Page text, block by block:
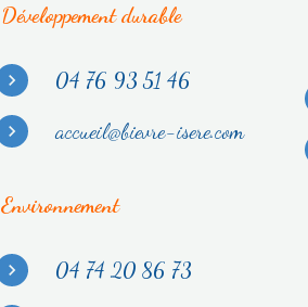
Développement durable
04 76 93 51 46
accueil@bievre-isere.com
Environnement
04 74 20 86 73